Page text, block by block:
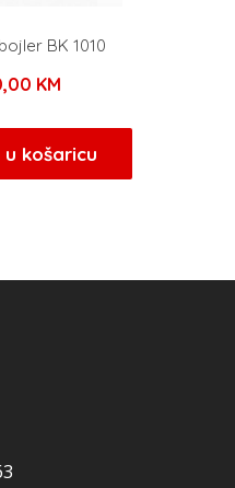
BK 1010
KM
u košaricu